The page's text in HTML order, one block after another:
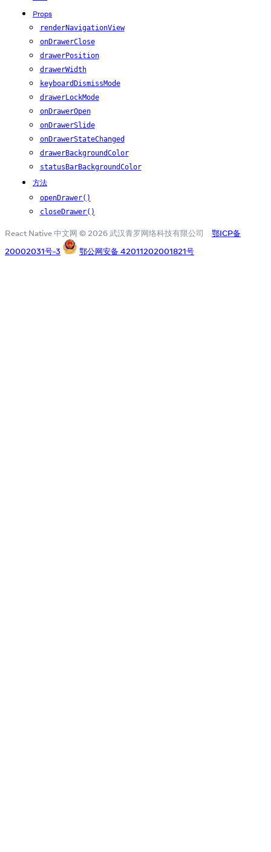
Props
renderNavigationView
onDrawerClose
drawerPosition
drawerWidth
keyboardDismissMode
drawerLockMode
onDrawerOpen
onDrawerSlide
onDrawerStateChanged
drawerBackgroundColor
statusBarBackgroundColor
方法
openDrawer()
closeDrawer()
React Native 中文网 © 2026 武汉青罗网络科技有限公司
鄂ICP备
20002031号-3
鄂公网安备 42011202001821号